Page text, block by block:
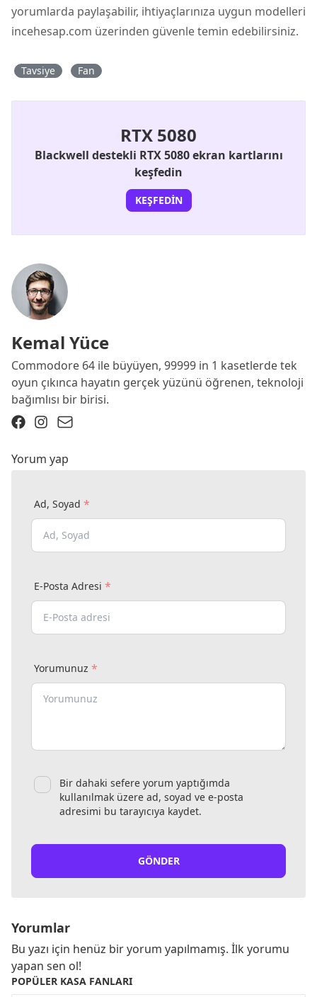
yorumlarda paylaşabilir, ihtiyaçlarınıza uygun modelleri
incehesap.com üzerinden güvenle temin edebilirsiniz.
Tavsiye Fan
RTX 5080
Blackwell destekli RTX 5080 ekran kartlarını
keşfedin
KEŞFEDIN
Kemal Yüce
Commodore 64 ile büyüyen, 99999 in 1 kasetlerde tek
oyun çıkınca hayatın gerçek yüzünü öğrenen, teknoloji
bağımlısı bir birisi.
Yorum yap
Ad, Soyad *
E-Posta Adresi *
Yorumunuz *
Bir dahaki sefere yorum yaptığımda
kullanılmak üzere ad, soyad ve e-posta
adresimi bu tarayıcıya kaydet.
GÖNDER
Yorumlar
Bu yazı için henüz bir yorum yapılmamış. İlk yorumu
yapan sen ol!
POPÜLER KASA FANLARI